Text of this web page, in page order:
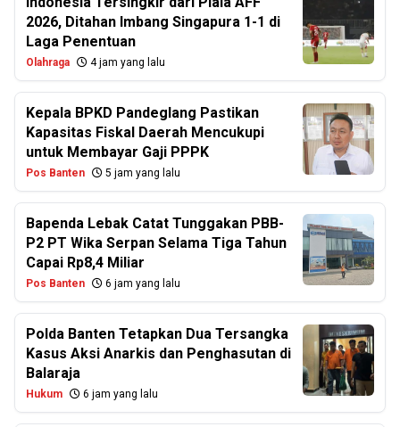
2026, Ditahan Imbang Singapura 1-1 di
Laga Penentuan
Olahraga 4 jam yang lalu
Kepala BPKD Pandeglang Pastikan
Kapasitas Fiskal Daerah Mencukupi
untuk Membayar Gaji PPPK
Pos Banten 5 jam yang lalu
Bapenda Lebak Catat Tunggakan PBB-
P2 PT Wika Serpan Selama Tiga Tahun
Capai Rp8,4 Miliar
Pos Banten 6 jam yang lalu
Polda Banten Tetapkan Dua Tersangka
Kasus Aksi Anarkis dan Penghasutan di
Balaraja
Hukum 6 jam yang lalu